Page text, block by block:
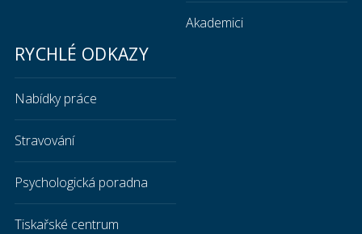
Akademici
RYCHLÉ ODKAZY
Nabídky práce
Stravování
Psychologická poradna
Tiskařské centrum